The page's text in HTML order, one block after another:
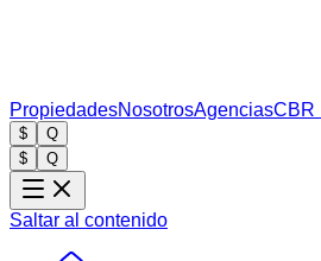
PropiedadesNosotrosAgenciasCBR
$
Q
$
Q
Saltar al contenido